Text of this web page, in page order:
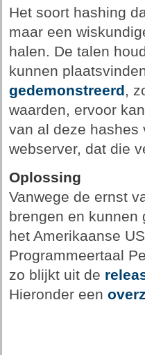
Het soort hashing
maar een
halen. De talen
kunnen
gedemonstreerd,
waarden, ervoor
van al deze hashes
webserver, dat die
Oplossing
Vanwege de ernst
brengen en
het Amerikaanse
Programmeertaal
zo blijkt uit de
Hieronder een